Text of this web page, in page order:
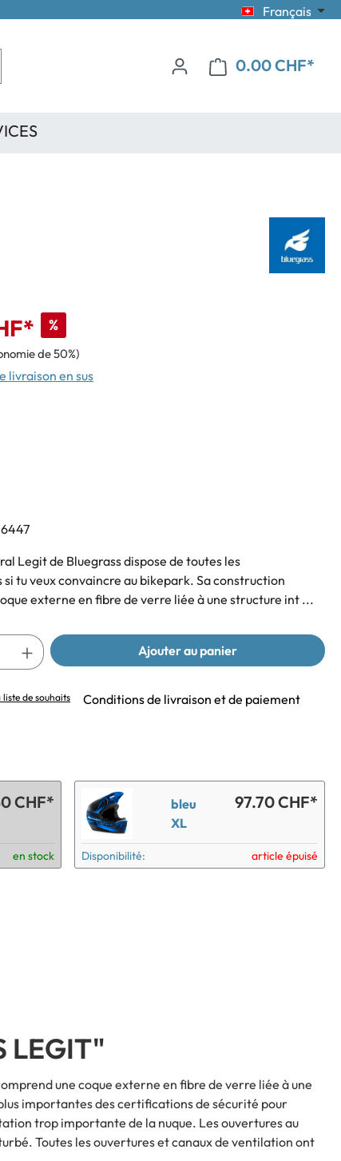
Français
0.00 CHF*
%
de 50%)
livraison en sus
Legit de Bluegrass dispose de toutes les
tu veux convaincre au bikepark. Sa construction
externe en fibre de verre liée à une structure int ...
Ajouter au panier
de souhaits Conditions de livraison et de paiement
CHF*
en stock
bleu
XL
97.70 CHF*
Disponibilité: article épuisé
LEGIT"
une coque externe en fibre de verre liée à une
importantes des certifications de sécurité pour
trop importante de la nuque. Les ouvertures au
Toutes les ouvertures et canaux de ventilation ont